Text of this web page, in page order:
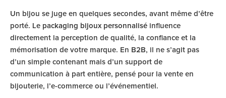
Un bijou se juge en quelques secondes, avant même d’être
porté. Le packaging bijoux personnalisé influence
directement la perception de qualité, la confiance et la
mémorisation de votre marque. En B2B, il ne s’agit pas
d’un simple contenant mais d’un support de
communication à part entière, pensé pour la vente en
bijouterie, l’e-commerce ou l’événementiel.